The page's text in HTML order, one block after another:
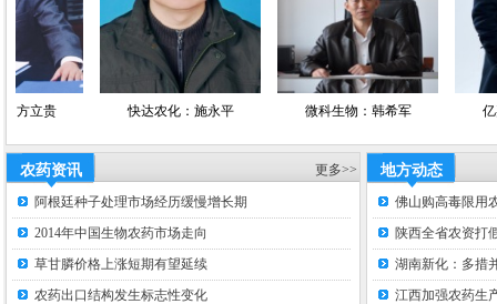
快达农化：施永平 微科生物：韩希军 亿嘉农化
农药资讯 更多>>
阿根廷种子处理市场经历缓慢增长期
2014年中国生物农药市场走向
草甘膦价格上涨短期有望延续
农药出口结构发生标志性变化
地方动态
佛山购高毒限用
陕西全省农资打
湖南新化：多措
江西加强农药生